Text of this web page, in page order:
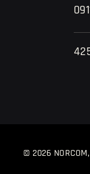
© 2026